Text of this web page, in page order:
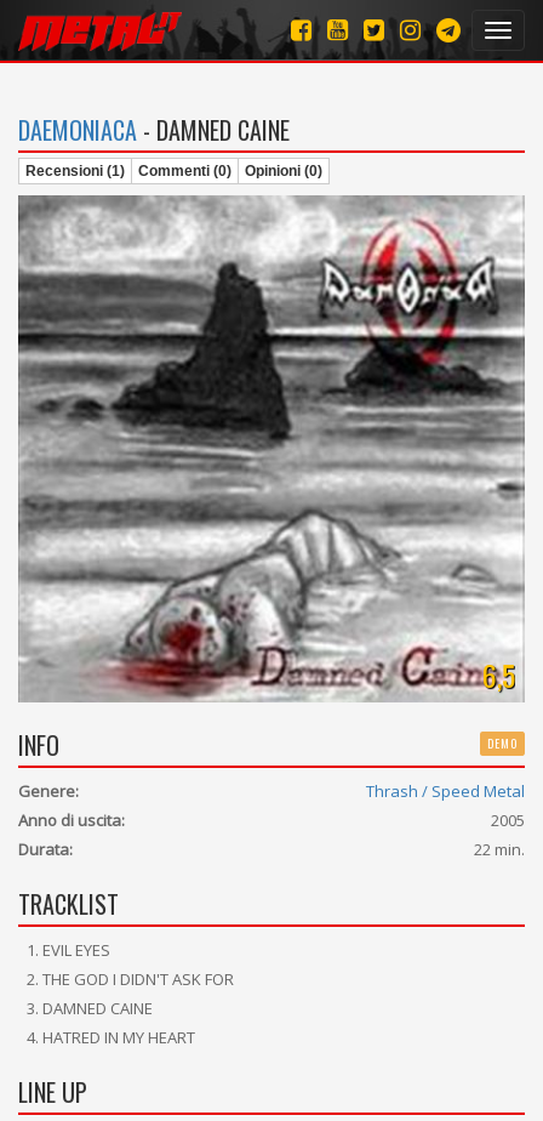
DAEMONIACA - DAMNED CAINE
Recensioni (1) Commenti (0) Opinioni (0)
6,5
INFO DEMO
Genere:
Thrash / Speed Metal
Anno di uscita:
2005
Durata:
22 min.
TRACKLIST
EVIL EYES
THE GOD I DIDN'T ASK FOR
DAMNED CAINE
HATRED IN MY HEART
LINE UP